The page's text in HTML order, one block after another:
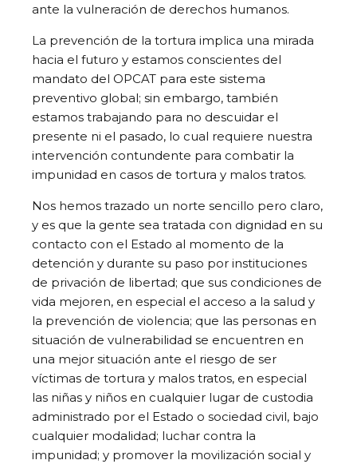
ante la vulneración de derechos humanos.
La prevención de la tortura implica una mirada
hacia el futuro y estamos conscientes del
mandato del OPCAT para este sistema
preventivo global; sin embargo, también
estamos trabajando para no descuidar el
presente ni el pasado, lo cual requiere nuestra
intervención contundente para combatir la
impunidad en casos de tortura y malos tratos.
Nos hemos trazado un norte sencillo pero claro,
y es que la gente sea tratada con dignidad en su
contacto con el Estado al momento de la
detención y durante su paso por instituciones
de privación de libertad; que sus condiciones de
vida mejoren, en especial el acceso a la salud y
la prevención de violencia; que las personas en
situación de vulnerabilidad se encuentren en
una mejor situación ante el riesgo de ser
víctimas de tortura y malos tratos, en especial
las niñas y niños en cualquier lugar de custodia
administrado por el Estado o sociedad civil, bajo
cualquier modalidad; luchar contra la
impunidad; y promover la movilización social y